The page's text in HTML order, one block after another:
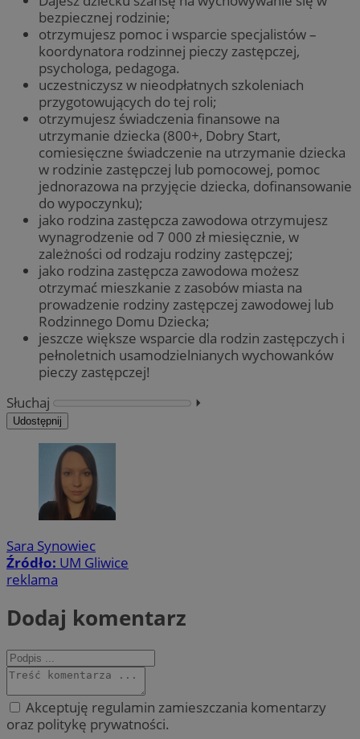
bezpiecznej rodzinie;
otrzymujesz pomoc i wsparcie specjalistów –
koordynatora rodzinnej pieczy zastępczej,
psychologa, pedagoga.
uczestniczysz w nieodpłatnych szkoleniach
przygotowujących do tej roli;
otrzymujesz świadczenia finansowe na
utrzymanie dziecka (800+, Dobry Start,
comiesięczne świadczenie na utrzymanie dziecka
w rodzinie zastępczej lub pomocowej, pomoc
jednorazowa na przyjęcie dziecka, dofinansowanie
do wypoczynku);
jako rodzina zastępcza zawodowa otrzymujesz
wynagrodzenie od 7 000 zł miesięcznie, w
zależności od rodzaju rodziny zastępczej;
jako rodzina zastępcza zawodowa możesz
otrzymać mieszkanie z zasobów miasta na
prowadzenie rodziny zastępczej zawodowej lub
Rodzinnego Domu Dziecka;
jeszcze większe wsparcie dla rodzin zastępczych i
pełnoletnich usamodzielnianych wychowanków
pieczy zastępczej!
Słuchaj
⏵︎
Udostępnij
Sara Synowiec
Źródło: UM Gliwice
reklama
Dodaj komentarz
Akceptuję regulamin zamieszczania komentarzy
oraz politykę prywatności.